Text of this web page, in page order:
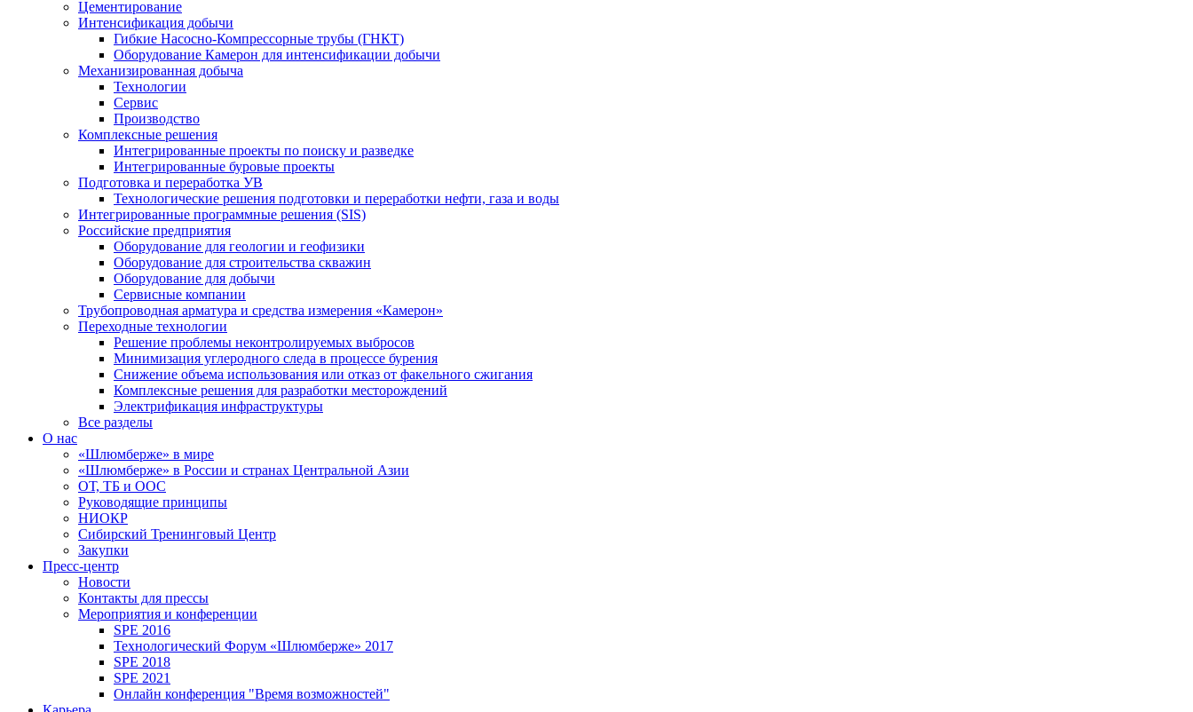
Цементирование
Интенсификация добычи
Гибкие Насосно-Компрессорные трубы (ГНКТ)
Оборудование Камерон для интенсификации добычи
Механизированная добыча
Технологии
Сервис
Производство
Комплексные решения
Интегрированные проекты по поиску и разведке
Интегрированные буровые проекты
Подготовка и переработка УВ
Технологические решения подготовки и переработки нефти, газа и воды
Интегрированные программные решения (SIS)
Российские предприятия
Оборудование для геологии и геофизики
Оборудование для строительства скважин
Оборудование для добычи
Сервисные компании
Трубопроводная арматура и средства измерения «Камерон»
Переходные технологии
Решение проблемы неконтролируемых выбросов
Минимизация углеродного следа в процессе бурения
Снижение объема использования или отказ от факельного сжигания
Комплексные решения для разработки месторождений
Электрификация инфраструктуры
Все разделы
О нас
«Шлюмберже» в мире
«Шлюмберже» в России и странах Центральной Азии
ОТ, ТБ и ООС
Руководящие принципы
НИОКР
Сибирский Тренинговый Центр
Закупки
Пресс-центр
Новости
Контакты для прессы
Мероприятия и конференции
SPE 2016
Технологический Форум «Шлюмберже» 2017
SPE 2018
SPE 2021
Онлайн конференция "Время возможностей"